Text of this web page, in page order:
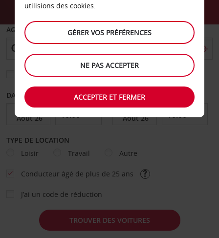
AGENCE DE DÉPART
Sélectionnez une autre agence de retour
DATE DE DÉPART DATE DE RETOUR
TYPE DE LOCATION
Loisir
Travail Autre
Conducteur âgé de plus de 25 ans
J’ai un code de réduction
TROUVER DES VOITURES
utilisions des cookies.
GÉRER VOS PRÉFÉRENCES
NE PAS ACCEPTER
ACCEPTER ET FERMER